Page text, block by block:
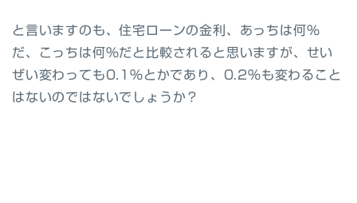
と言いますのも、住宅ローンの金利、あっちは何％
だ、こっちは何％だと比較されると思いますが、せい
ぜい変わっても0.1％とかであり、0.2％も変わること
はないのではないでしょうか？